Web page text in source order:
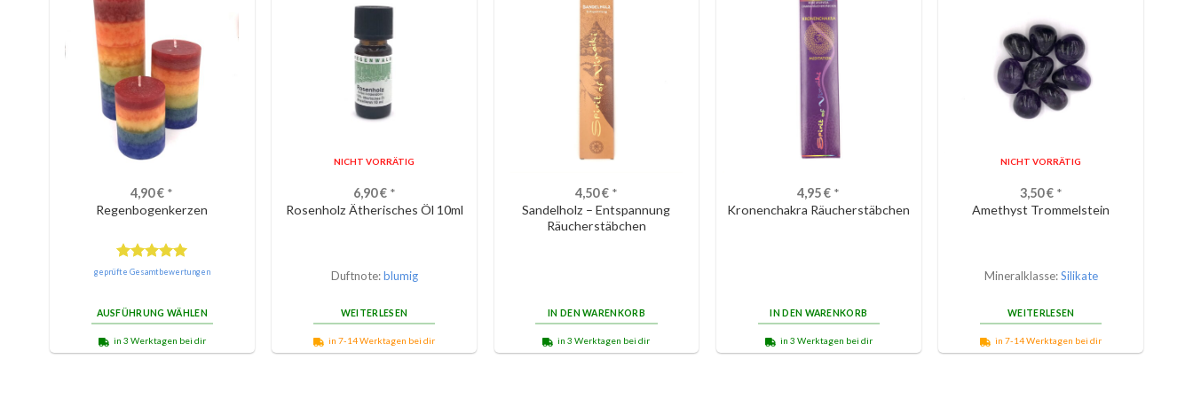
4,90€ *
Regenbogenkerzen
Bewertet
geprüfte Gesamtbewertungen
AUSFÜHRUNG WÄHLEN
in 3 Werktagen bei dir
NICHT VORRÄTIG
6,90€*
Rosenholz Ätherisches Öl 10ml
Duftnote:blumig
WEITERLESEN
in 7-14 Werktagen bei dir
4,50€*
Sandelholz – Entspannung
Räucherstäbchen
IN DEN WARENKORB
in 3 Werktagen bei dir
4,95€ *
Kronenchakra Räucherstäbchen
IN DEN WARENKORB
in 3 Werktagen bei dir
NICHT VORRÄTIG
3,50€*
Amethyst Trommelstein
Mineralklasse:Silikate
WEITERLESEN
in 7-14 Werktagen bei dir